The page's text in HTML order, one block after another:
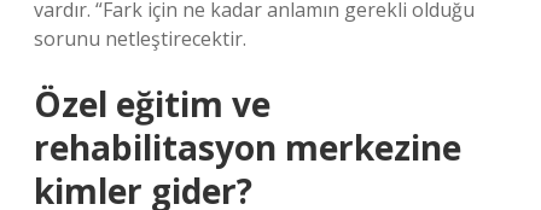
vardır. “Fark için ne kadar anlamın gerekli olduğu
sorunu netleştirecektir.
Özel eğitim ve
rehabilitasyon merkezine
kimler gider?